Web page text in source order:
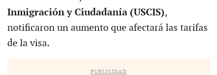
Inmigración y Ciudadanía (USCIS),
notificaron un aumento que afectará las tarifas
de la visa.
PUBLICIDAD